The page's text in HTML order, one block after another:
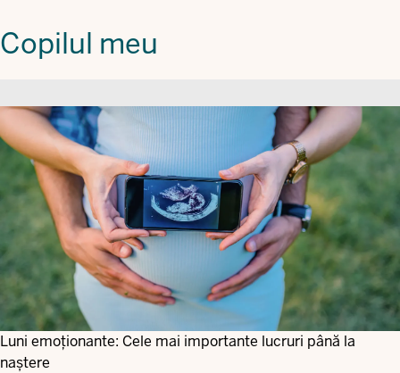
Copilul meu
Luni emoționante: Cele mai importante lucruri până la
naștere